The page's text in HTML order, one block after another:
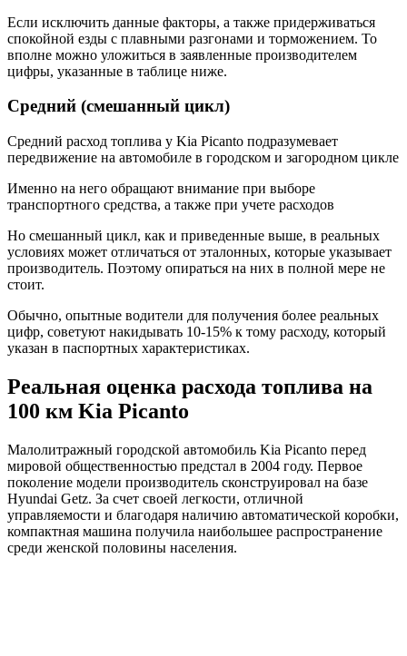
Если исключить данные факторы, а также придерживаться
спокойной езды с плавными разгонами и торможением. То
вполне можно уложиться в заявленные производителем
цифры, указанные в таблице ниже.
Средний (смешанный цикл)
Средний расход топлива у Kia Picanto подразумевает
передвижение на автомобиле в городском и загородном цикле
Именно на него обращают внимание при выборе
транспортного средства, а также при учете расходов
Но смешанный цикл, как и приведенные выше, в реальных
условиях может отличаться от эталонных, которые указывает
производитель. Поэтому опираться на них в полной мере не
стоит.
Обычно, опытные водители для получения более реальных
цифр, советуют накидывать 10-15% к тому расходу, который
указан в паспортных характеристиках.
Реальная оценка расхода топлива на
100 км Kia Picanto
Малолитражный городской автомобиль Kia Picanto перед
мировой общественностью предстал в 2004 году. Первое
поколение модели производитель сконструировал на базе
Hyundai Getz. За счет своей легкости, отличной
управляемости и благодаря наличию автоматической коробки,
компактная машина получила наибольшее распространение
среди женской половины населения.